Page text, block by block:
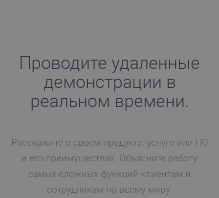
Проводите удаленные
демонстрации в
реальном времени.
Расскажите о своем продукте, услуге или ПО
и его преимуществах. Объясните работу
самых сложных функций клиентам и
сотрудникам по всему миру.